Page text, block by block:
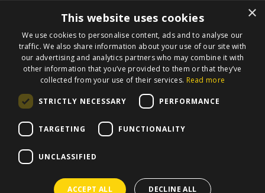
betrokkenheid en samenwerking brengen we de
energie om samen met Roda JC echt het verschil te
maken.
Meer informatie?Neem contact op
BLIJF OP DE HOOGTE
×
This website uses cookies
We use cookies to personalise content, ads and to analyse our
traffic. We also share information about your use of our site with
our advertising and analytics partners who may combine it with
other information that you’ve provided to them or that they’ve
collected from your use of their services. Read more
STRICTLY NECESSARY PERFORMANCE
TARGETING FUNCTIONALITY
UNCLASSIFIED
ACCEPT ALL DECLINE ALL